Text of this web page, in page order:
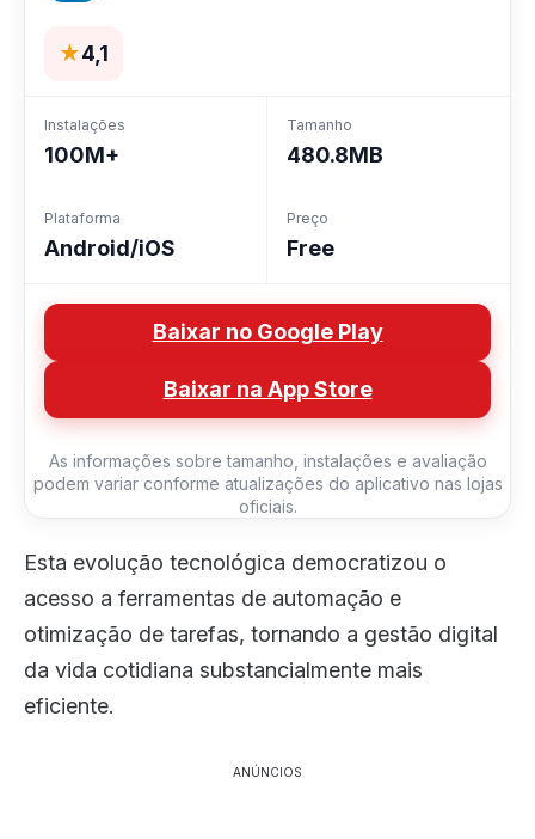
★4,1
Instalações
100M+
Tamanho
480.8MB
Plataforma
Android/iOS
Preço
Free
Baixar no Google Play
Baixar na App Store
As informações sobre tamanho, instalações e avaliação
podem variar conforme atualizações do aplicativo nas lojas
oficiais.
Esta evolução tecnológica democratizou o
acesso a ferramentas de automação e
otimização de tarefas, tornando a gestão digital
da vida cotidiana substancialmente mais
eficiente.
ANÚNCIOS